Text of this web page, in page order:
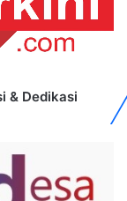
& Dedikasi